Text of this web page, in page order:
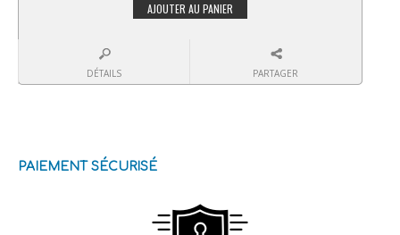
AJOUTER AU PANIER
DÉTAILS PARTAGER
PAIEMENT SÉCURISÉ